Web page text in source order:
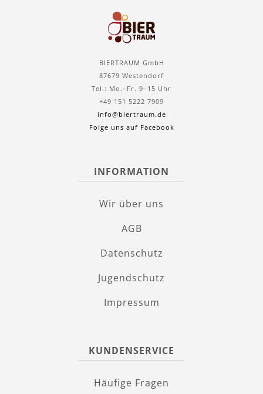
BIERTRAUM GmbH
87679 Westendorf
Tel.: Mo.–Fr. 9–15 Uhr
+49 151 5222 7909
info@biertraum.de
Folge uns auf Facebook
INFORMATION
Wir über uns
AGB
Datenschutz
Jugendschutz
Impressum
KUNDENSERVICE
Häufige Fragen